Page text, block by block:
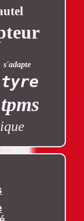
s'adapte
tyre
tpms